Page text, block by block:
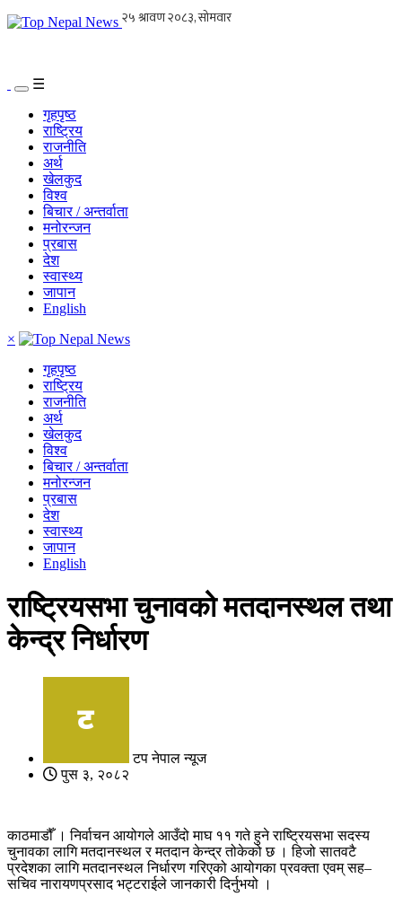
☰
गृहपृष्ठ
राष्ट्रिय
राजनीति
अर्थ
खेलकुद
विश्व
बिचार / अन्तर्वाता
मनोरन्जन
प्रबास
देश
स्वास्थ्य
जापान
English
×
गृहपृष्ठ
राष्ट्रिय
राजनीति
अर्थ
खेलकुद
विश्व
बिचार / अन्तर्वाता
मनोरन्जन
प्रबास
देश
स्वास्थ्य
जापान
English
राष्ट्रियसभा चुनावको मतदानस्थल तथा
केन्द्र निर्धारण
टप नेपाल न्यूज
पुस ३, २०८२
काठमाडौँ । निर्वाचन आयोगले आउँदो माघ ११ गते हुने राष्ट्रियसभा सदस्य
चुनावका लागि मतदानस्थल र मतदान केन्द्र तोकेको छ । हिजो सातवटै
प्रदेशका लागि मतदानस्थल निर्धारण गरिएको आयोगका प्रवक्ता एवम् सह–
सचिव नारायणप्रसाद भट्टराईले जानकारी दिर्नुभयो ।